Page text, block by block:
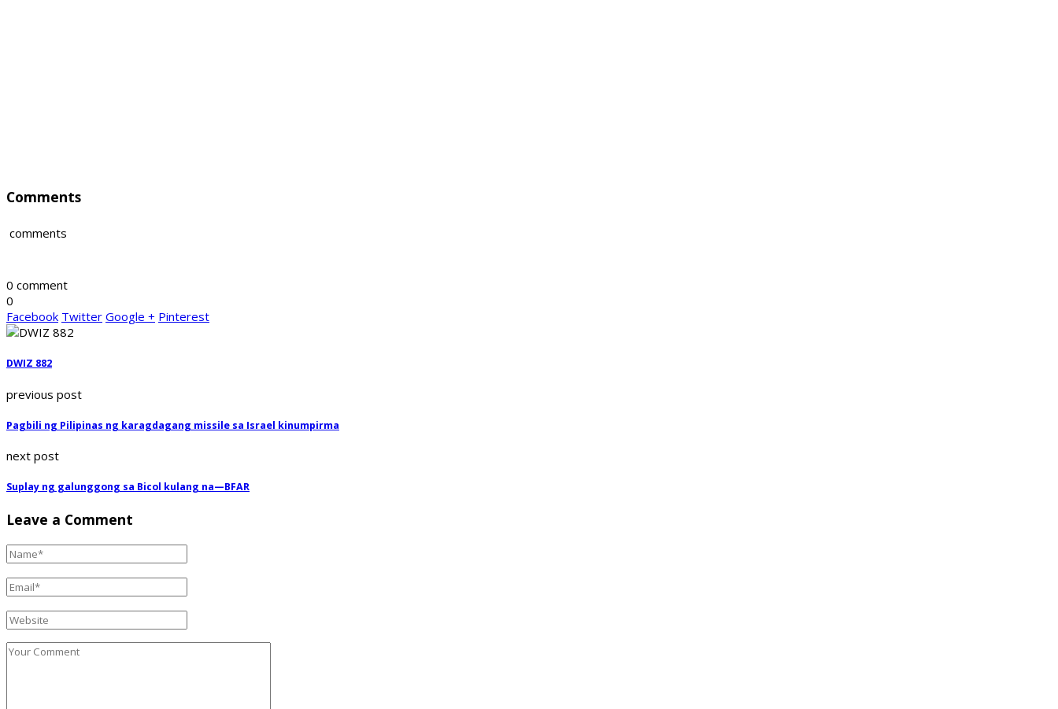
Comments
comments
0 comment
0
Facebook Twitter Google + Pinterest
DWIZ 882
previous post
Pagbili ng Pilipinas ng karagdagang missile sa Israel kinumpirma
next post
Suplay ng galunggong sa Bicol kulang na—BFAR
Leave a Comment